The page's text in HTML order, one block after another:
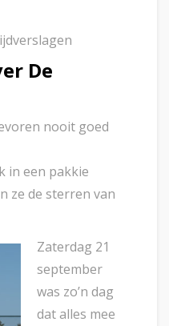
De
nooit goed
in een pakkie
ze de sterren van
Zaterdag 21
september
was zo’n dag
dat alles mee